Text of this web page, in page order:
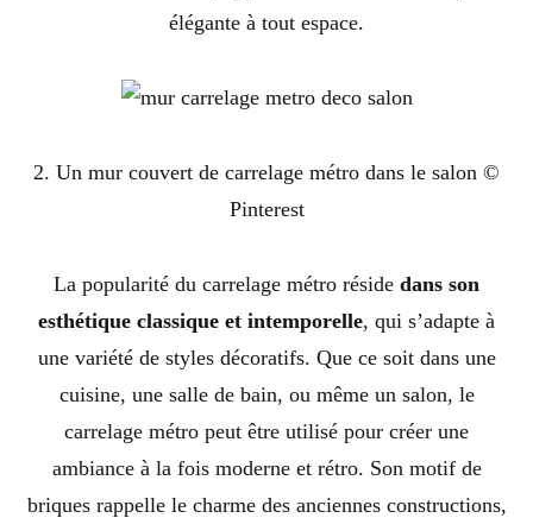
élégante à tout espace.
2. Un mur couvert de carrelage métro dans le salon ©
Pinterest
La popularité du carrelage métro réside dans son
esthétique classique et intemporelle, qui s’adapte à
une variété de styles décoratifs. Que ce soit dans une
cuisine, une salle de bain, ou même un salon, le
carrelage métro peut être utilisé pour créer une
ambiance à la fois moderne et rétro. Son motif de
briques rappelle le charme des anciennes constructions,